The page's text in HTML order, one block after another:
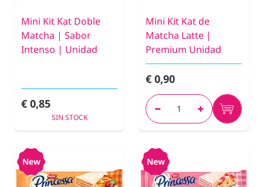
Mini Kit Kat Doble
Matcha | Sabor
Intenso | Unidad
€ 0,85
SIN STOCK
Mini Kit Kat de
Matcha Latte |
Premium Unidad
€ 0,90
New New